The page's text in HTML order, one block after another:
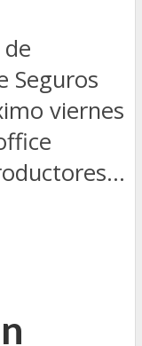
Seguros
viernes